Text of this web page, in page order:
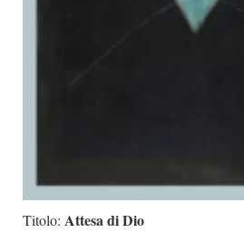
Titolo: Attesa di Dio